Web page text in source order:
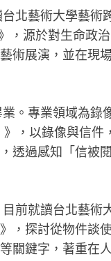
北藝術大學藝術
源於對生命政
術展演，並在現
。專業領域為錄
，以錄像與信件
透過感知「信被
前就讀台北藝術
，探討從物件談
等關鍵字，著重在